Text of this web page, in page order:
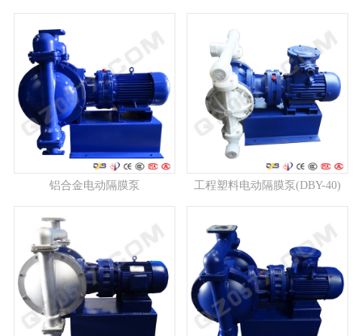
铝合金电动隔膜泵 工程塑料电动隔膜泵(DBY-40)